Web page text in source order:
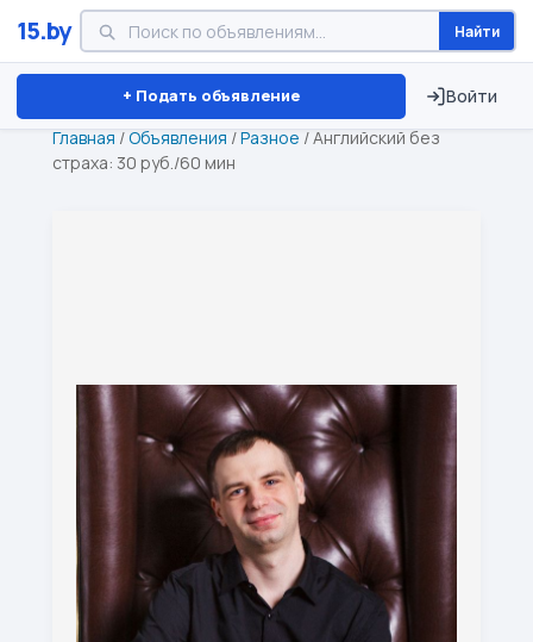
15.by Найти
+ Подать объявление Войти
Минск Витебск Брест ⏱ ТОЛЬКО 15 ДНЕЙ
Главная /Объявления /Разное /Английский без
страха: 30 руб./60 мин